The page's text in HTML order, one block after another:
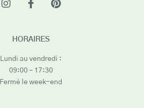
HORAIRES
Lundi au vendredi :
09:00 – 17:30
Fermé le week-end